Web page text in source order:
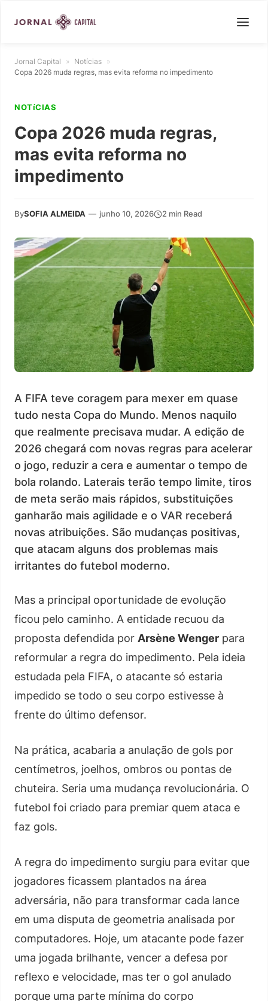
Jornal Capital » Notícias »
Copa 2026 muda regras, mas evita reforma no impedimento
NOTíCIAS
Copa 2026 muda regras,
mas evita reforma no
impedimento
BySOFIA ALMEIDA — junho 10, 2026 2 min Read
A FIFA teve coragem para mexer em quase
tudo nesta Copa do Mundo. Menos naquilo
que realmente precisava mudar. A edição de
2026 chegará com novas regras para acelerar
o jogo, reduzir a cera e aumentar o tempo de
bola rolando. Laterais terão tempo limite, tiros
de meta serão mais rápidos, substituições
ganharão mais agilidade e o VAR receberá
novas atribuições. São mudanças positivas,
que atacam alguns dos problemas mais
irritantes do futebol moderno.
Mas a principal oportunidade de evolução
ficou pelo caminho. A entidade recuou da
proposta defendida por Arsène Wenger para
reformular a regra do impedimento. Pela ideia
estudada pela FIFA, o atacante só estaria
impedido se todo o seu corpo estivesse à
frente do último defensor.
Na prática, acabaria a anulação de gols por
centímetros, joelhos, ombros ou pontas de
chuteira. Seria uma mudança revolucionária. O
futebol foi criado para premiar quem ataca e
faz gols.
A regra do impedimento surgiu para evitar que
jogadores ficassem plantados na área
adversária, não para transformar cada lance
em uma disputa de geometria analisada por
computadores. Hoje, um atacante pode fazer
uma jogada brilhante, vencer a defesa por
reflexo e velocidade, mas ter o gol anulado
porque uma parte mínima do corpo